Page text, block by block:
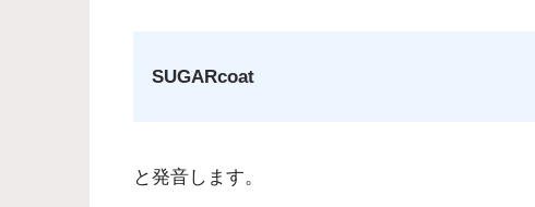
SUGARcoat
と発音します。